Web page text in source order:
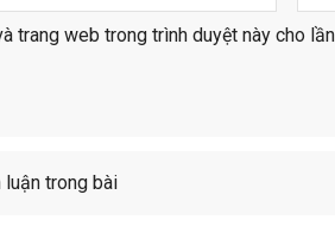
trang web trong trình duyệt này cho
trong bài